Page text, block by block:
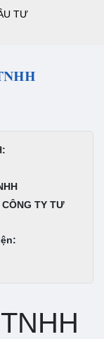
TƯ
TY TƯ